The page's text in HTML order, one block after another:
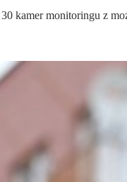
kamer monitoringu z